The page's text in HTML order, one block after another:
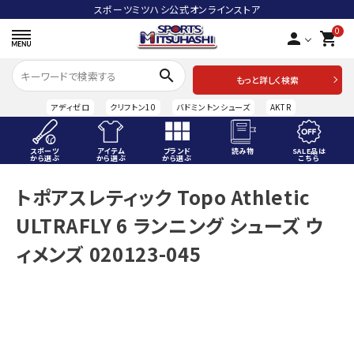
スポーツミツハシ公式オンラインストア
person 0
shopping_cart
search
もっと詳しく検索
アディゼロ クリフトン10 バドミントンシューズ AKTR
スポーツ
から選ぶ
アイテム
から選ぶ
ブランド
から選ぶ
読み物 SALE品は
こちら
ACCOUNT MENU
ようこそ ゲスト 様
meeting_room ログイン person 会員登録
トポアスレティック Topo Athletic
ULTRAFLY 6 ランニング シューズ ウ
ィメンズ 020123-045